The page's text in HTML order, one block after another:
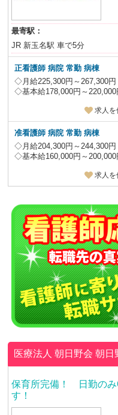
最寄駅：
JR 新玉名駅 車で5分
正看護師 病院 常勤 病棟
◇月給225,300円～267,300円
◇基本給178,000円～220,000
求人を
准看護師 病院 常勤 病棟
◇月給204,300円～244,300円
◇基本給160,000円～200,000
求人を
医療法人 朝日野会朝日
保育所完備！ 日勤の
す！